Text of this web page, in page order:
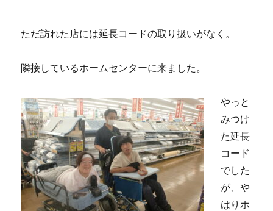
ただ訪れた店には延長コードの取り扱いがなく。
隣接しているホームセンターに来ました。
やっと
みつけ
た延長
コード
でした
が、や
はりホ